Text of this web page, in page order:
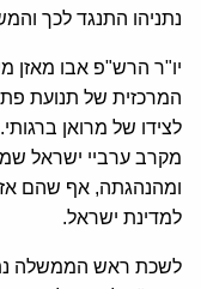
נתניהו התנגד לכך
המרכזית של תנועת
לצידו של מרואן
מקרב ערביי ישראל
ומהנהגתה, אף שהם
למדינת ישראל.
לשכת ראש הממשלה